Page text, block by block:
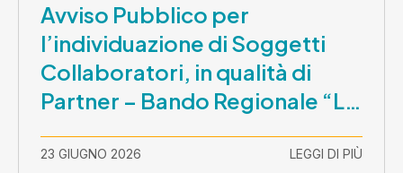
Avviso Pubblico per
l’individuazione di Soggetti
Collaboratori, in qualità di
Partner – Bando Regionale “La
Lombardia è dei Giovani 2026”
– CUP E81B26000210003
23 GIUGNO 2026 LEGGI DI PIÙ